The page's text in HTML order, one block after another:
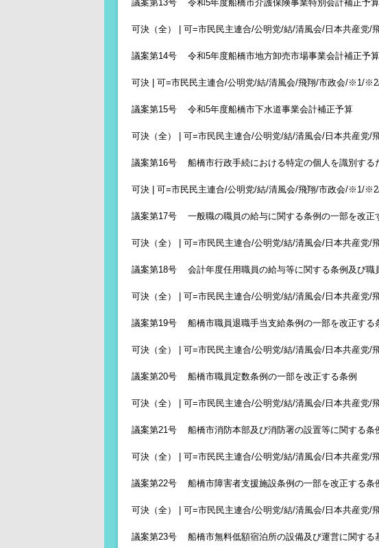
議案第13号 令和5年度船橋市介護保険事業特別会計補正予算
可決（全） | 可=市民民主連合/公明党/結/清風会/日本共産
議案第14号 令和5年度船橋市地方卸売市場事業会計補正予算
可決 | 可=市民民主連合/公明党/結/清風会/飛翔/市政会/※1/
議案第15号 令和5年度船橋市下水道事業会計補正予算
可決（全） | 可=市民民主連合/公明党/結/清風会/日本共産
議案第16号 船橋市行政手続における特定の個人を識別する
可決 | 可=市民民主連合/公明党/結/清風会/飛翔/市政会/※1/
議案第17号 一般職の職員の給与に関する条例の一部を改正
可決（全） | 可=市民民主連合/公明党/結/清風会/日本共産
議案第18号 会計年度任用職員の給与等に関する条例及び職
可決（全） | 可=市民民主連合/公明党/結/清風会/日本共産
議案第19号 船橋市職員退職手当支給条例の一部を改正する
可決（全） | 可=市民民主連合/公明党/結/清風会/日本共産
議案第20号 船橋市職員定数条例の一部を改正する条例
可決（全） | 可=市民民主連合/公明党/結/清風会/日本共産
議案第21号 船橋市消防本部及び消防署の設置等に関する条
可決（全） | 可=市民民主連合/公明党/結/清風会/日本共産
議案第22号 船橋市障害者支援施設条例の一部を改正する条
可決（全） | 可=市民民主連合/公明党/結/清風会/日本共産
議案第23号 船橋市無料低額宿泊所の設備及び運営に関する